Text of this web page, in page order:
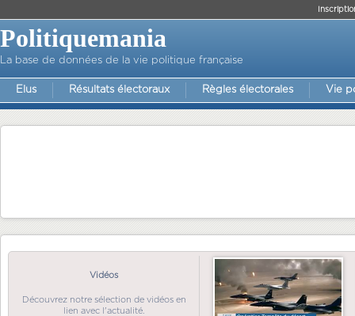
Politiquemania
La base de données de la vie politique française
Elus Résultats électoraux Règles électorales Vie
Vidéos
Découvrez notre sélection de vidéos en
lien avec l'actualité.